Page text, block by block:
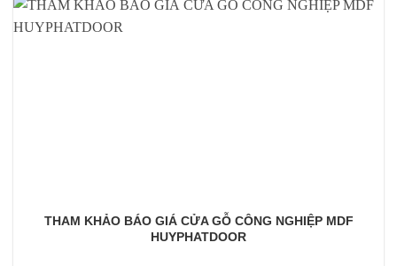
THAM KHẢO BÁO GIÁ CỬA GỖ CÔNG NGHIỆP MDF
HUYPHATDOOR